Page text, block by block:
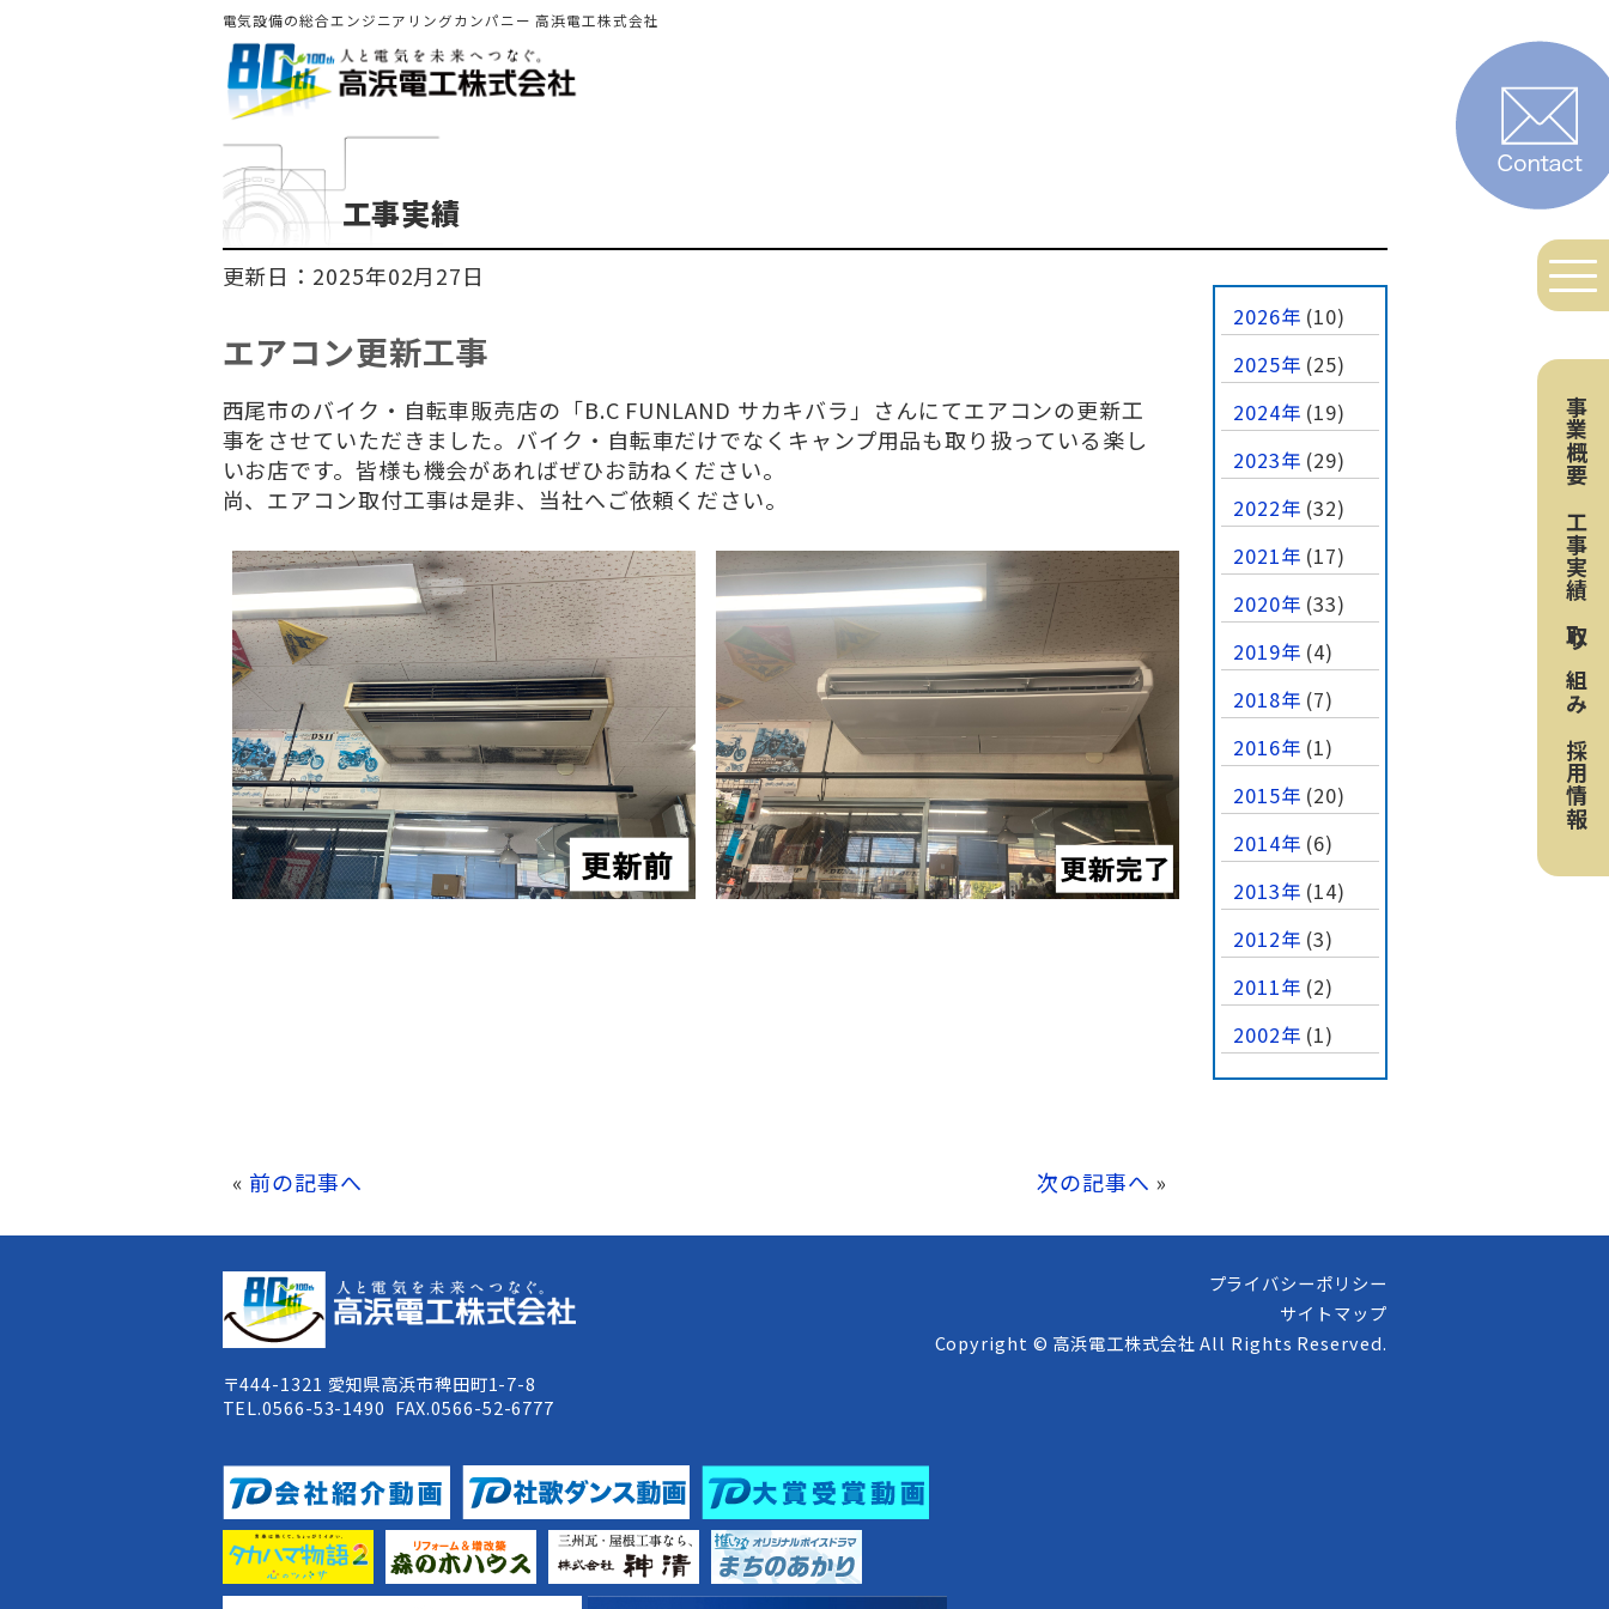
電気設備の総合エンジニアリングカンパニー 高浜電工株式会社
事業概要
工事実績
取り組み
採用情報
工事実績
更新日：2025年02月27日
エアコン更新工事
西尾市のバイク・自転車販売店の「B.C FUNLAND サカキバラ」さんにてエアコンの更新工
事をさせていただきました。バイク・自転車だけでなくキャンプ用品も取り扱っている楽し
いお店です。皆様も機会があればぜひお訪ねください。
尚、エアコン取付工事は是非、当社へご依頼ください。
2026年 (10)
2025年 (25)
2024年 (19)
2023年 (29)
2022年 (32)
2021年 (17)
2020年 (33)
2019年 (4)
2018年 (7)
2016年 (1)
2015年 (20)
2014年 (6)
2013年 (14)
2012年 (3)
2011年 (2)
2002年 (1)
« 前の記事へ 次の記事へ »
〒444-1321 愛知県高浜市稗田町1-7-8
TEL.0566-53-1490 FAX.0566-52-6777
プライバシーポリシー
サイトマップ
Copyright © 高浜電工株式会社 All Rights Reserved.